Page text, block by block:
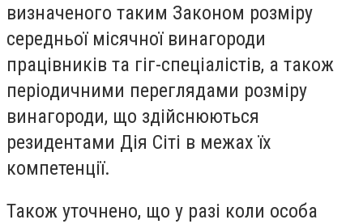
визначеного таким Законом розміру
середньої місячної винагороди
працівників та гіг-спеціалістів, а також
періодичними переглядами розміру
винагороди, що здійснюються
резидентами Дія Сіті в межах їх
компетенції.
Також уточнено, що у разі коли особа